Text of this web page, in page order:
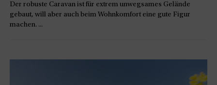
Der robuste Caravan ist für extrem unwegsames Gelände
gebaut, will aber auch beim Wohnkomfort eine gute Figur
machen. ...